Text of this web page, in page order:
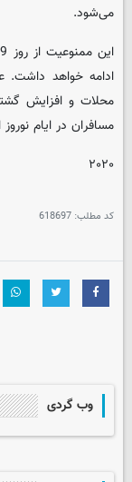
می‌شود.
ادامه خواهد داشت.
محلات و افزایش
مسافران در ایام
۲۰۲۰
کد مطلب: 618697
وب گردی